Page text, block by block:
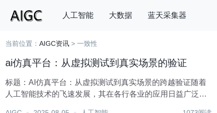
人工智能 大数据 蓝天采集器
搜索
当前位置：AIGC资讯 > 一致性
ai仿真平台：从虚拟测试到真实场景的验证
标题：AI仿真平台：从虚拟测试到真实场景的跨越验证随着
人工智能技术的飞速发展，其在各行各业的应用日益广泛，